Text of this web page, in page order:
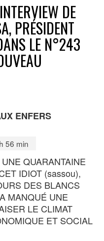
INTERVIEW DE
PRÉSIDENT
LE N°243
ENFERS
56 min
QUARANTAINE
IDIOT (sassou),
DES BLANCS
MANQUÉ UNE
LE CLIMAT
ET SOCIAL